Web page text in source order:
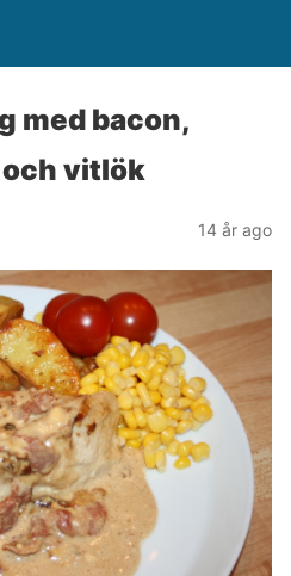
med bacon,
vitlök
14 år ago